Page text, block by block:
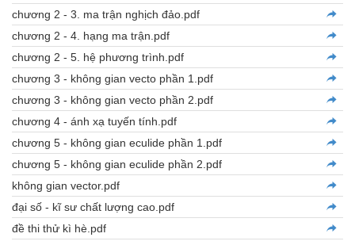
chương 2 - 3. ma trận nghịch đảo.pdf
chương 2 - 4. hạng ma trận.pdf
chương 2 - 5. hệ phương trình.pdf
chương 3 - không gian vecto phần 1.pdf
chương 3 - không gian vecto phần 2.pdf
chương 4 - ánh xạ tuyến tính.pdf
chương 5 - không gian eculide phần 1.pdf
chương 5 - không gian eculide phần 2.pdf
không gian vector.pdf
đại số - kĩ sư chất lượng cao.pdf
đề thi thử kì hè.pdf